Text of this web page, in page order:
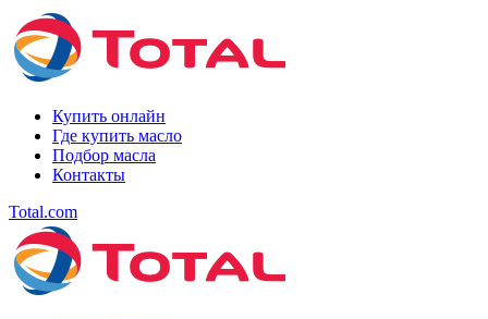
Купить онлайн
Где купить масло
Подбор масла
Контакты
Total.com